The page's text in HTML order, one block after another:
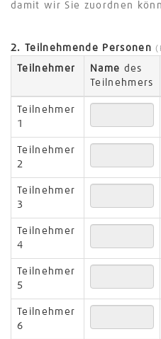
damit wir Sie zuordnen
2. Teilnehmende Personen
Teilnehmer Name des
Teilnehmers
Teilnehmer
1
Teilnehmer
2
Teilnehmer
3
Teilnehmer
4
Teilnehmer
5
Teilnehmer
6